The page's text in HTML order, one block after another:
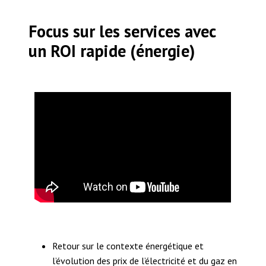
Focus sur les services avec
un ROI rapide (énergie)
Retour sur le contexte énergétique et
l’évolution des prix de l’électricité et du gaz en